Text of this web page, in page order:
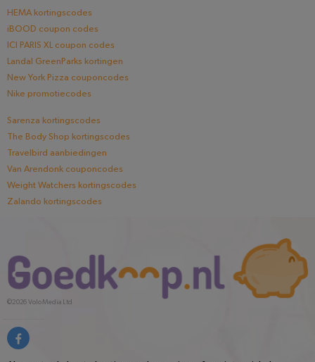
HEMA kortingscodes
iBOOD coupon codes
ICI PARIS XL coupon codes
Landal GreenParks kortingen
New York Pizza couponcodes
Nike promotiecodes
Sarenza kortingscodes
The Body Shop kortingscodes
Travelbird aanbiedingen
Van Arendonk couponcodes
Weight Watchers kortingscodes
Zalando kortingscodes
©2026Volo Media Ltd